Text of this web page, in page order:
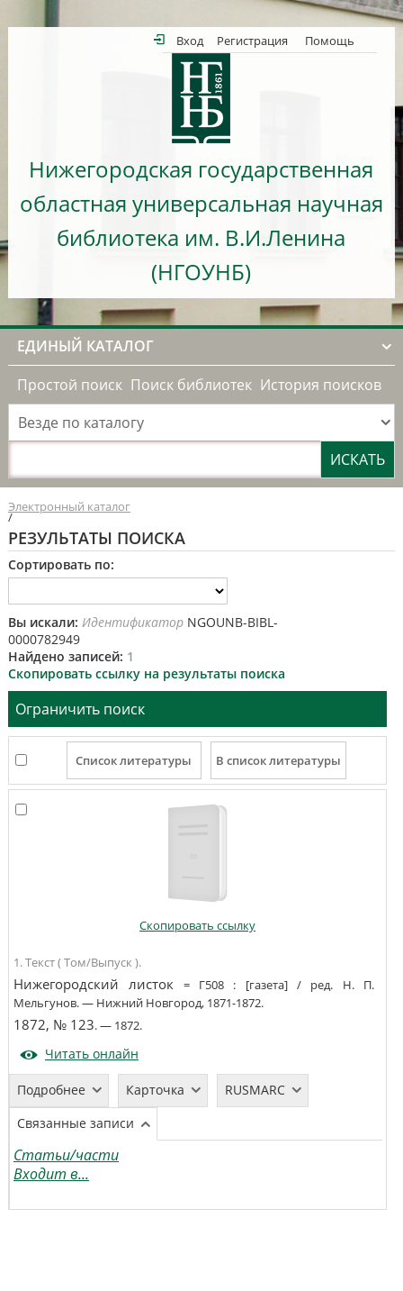
Вход Регистрация Помощь
Нижегородская государственная
областная универсальная научная
библиотека им. В.И.Ленина
(НГОУНБ)
ЕДИНЫЙ КАТАЛОГ
Простой поиск Поиск библиотек История поисков
Везде по каталогу
Электронный каталог
/
РЕЗУЛЬТАТЫ ПОИСКА
Сортировать по:
Вы искали: ИдентификаторNGOUNB-BIBL-
0000782949
Найдено записей: 1
Скопировать ссылку на результаты поиска
Ограничить поиск
Скопировать ссылку
1. Текст ( Том/Выпуск ).
Нижегородский листок = Г508 : [газета] /
ред. Н. П.
Мельгунов. —Нижний Новгород,1871-1872.
1872, № 123. —1872.
Читать онлайн
Подробнее Карточка
RUSMARC
Связанные записи
Статьи/части
Входит в...